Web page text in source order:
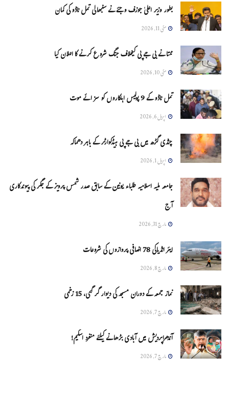
بطور وزیر اعلیٰ جوزف وجئے نے سنبھالی تمل ناڈو کی کمان
مئی 11, 2026
ممتا نے بی جے پی کیخلاف جنگ شروع کرنے کا اعلان کیا
مئی 10, 2026
تمل ناڈو کے 9 پولیس اہلکاروں کو سزائے موت
اپریل 6, 2026
چنڈی گڑھ میں بی جے پی ہیڈکوارٹر کے باہر دھماکہ
اپریل 1, 2026
جامعہ ملیہ اسلامیہ طلباء یونین کے سابق صدر شمس پرویز کے جگر کی پیوندکاری
آج
مارچ 31, 2026
ایئر انڈیاکی 78 اضافی پروازوں کی شروعات
مارچ 8, 2026
نماز جمعہ کے دوران مسجد کی دیوار گر گئی، 15 زخمی
مارچ 7, 2026
آندھراپردیش میں آبادی بڑھانے کیلئے منفرد اسکیم!
مارچ 7, 2026